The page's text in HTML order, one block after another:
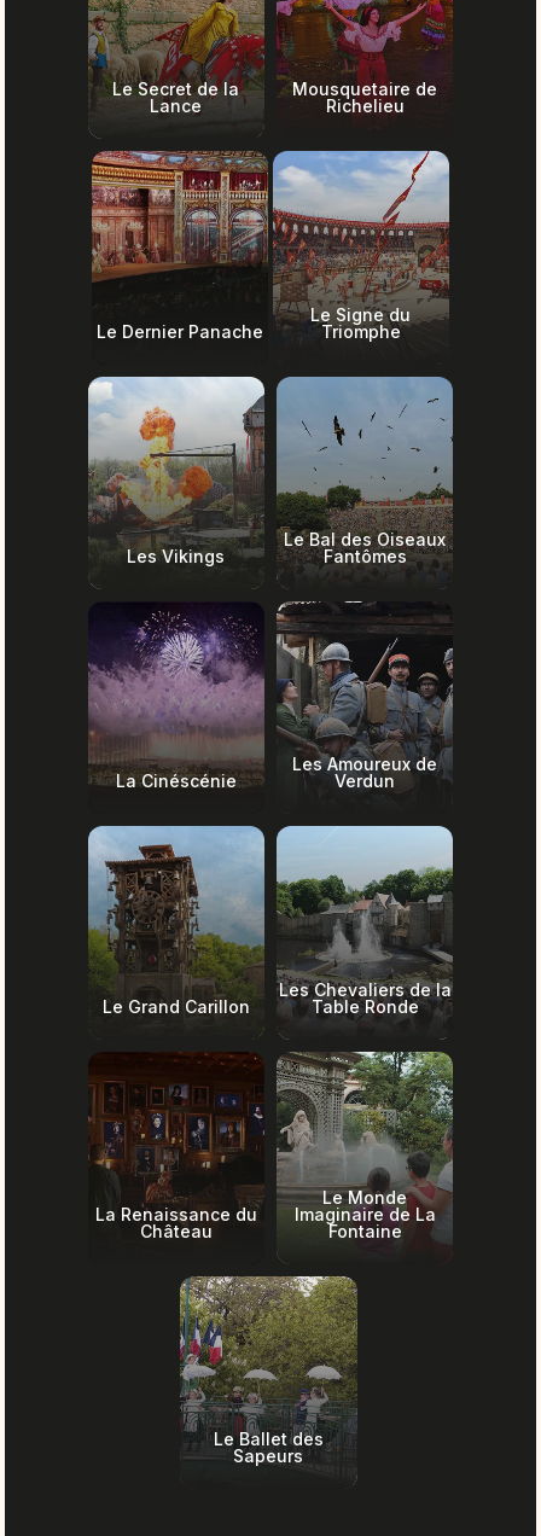
Le Secret de la
Lance
Mousquetaire de
Richelieu
Le Dernier Panache
Le Signe du
Triomphe
Les Vikings
Le Bal des Oiseaux
Fantômes
La Cinéscénie
Les Amoureux de
Verdun
Le Grand Carillon
Les Chevaliers de la
Table Ronde
La Renaissance du
Château
Le Monde
Imaginaire de La
Fontaine
Le Ballet des
Sapeurs